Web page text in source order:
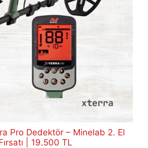
Pro Dedektör – Minelab 2. El
| 19.500 TL